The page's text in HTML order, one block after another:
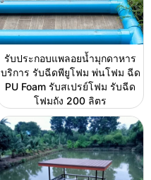
รับประกอบแพลอยน้ำมุกดาหาร
บริการ รับฉีดพียูโฟม พ่นโฟม ฉีด
PU Foam รับสเปรย์โฟม รับฉีด
โฟมถัง 200 ลิตร